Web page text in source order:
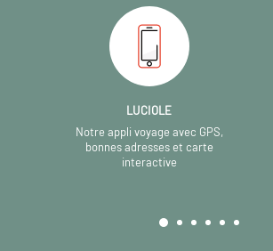
LUCIOLE
Notre appli voyage avec GPS,
bonnes adresses et carte
interactive